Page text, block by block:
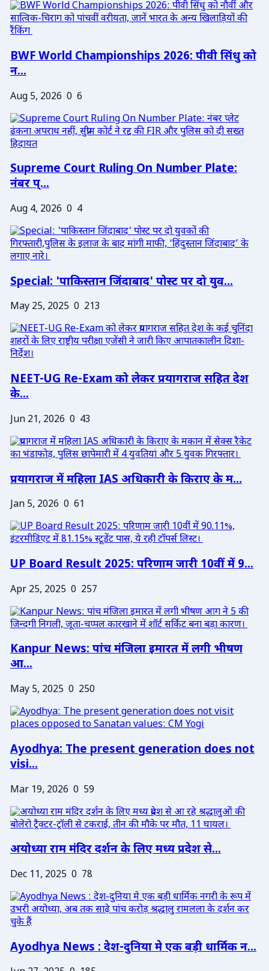
BWF World Championships 2026: पीवी सिंधु को
न...
Aug 5, 2026 0 6
Supreme Court Ruling On Number Plate:
नंबर प्...
Aug 4, 2026 0 4
Special: 'पाकिस्तान जिंदाबाद' पोस्ट पर दो युव...
May 25, 2025 0 213
NEET-UG Re-Exam को लेकर प्रयागराज सहित देश
के...
Jun 21, 2026 0 43
प्रयागराज में महिला IAS अधिकारी के किराए के म...
Jan 5, 2026 0 61
UP Board Result 2025: परिणाम जारी 10वीं में 9...
Apr 25, 2025 0 257
Kanpur News: पांच मंजिला इमारत में लगी भीषण
आ...
May 5, 2025 0 250
Ayodhya: The present generation does not
visi...
Mar 19, 2026 0 59
अयोध्या राम मंदिर दर्शन के लिए मध्य प्रदेश से...
Dec 11, 2025 0 78
Ayodhya News : देश-दुनिया मे एक बड़ी धार्मिक न...